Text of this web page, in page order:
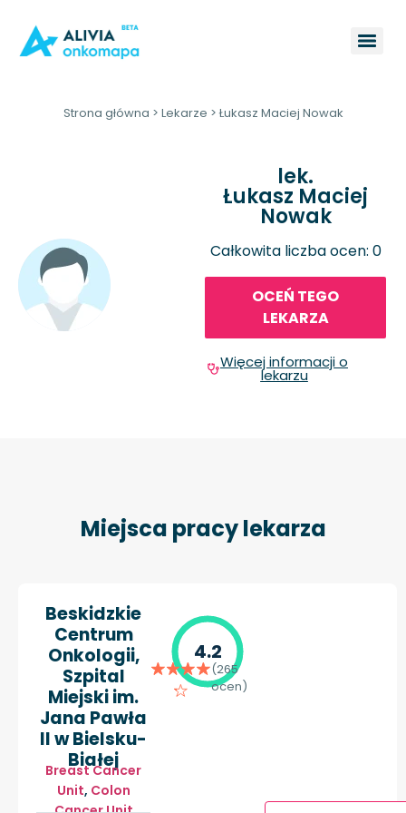
Strona główna > Lekarze > Łukasz Maciej Nowak
lek.
Łukasz Maciej
Nowak
Całkowita liczba ocen: 0
OCEŃ TEGO
LEKARZA
Więcej informacji o
lekarzu
Miejsca pracy lekarza
Beskidzkie
Centrum
Onkologii,
Szpital
Miejski im.
Jana Pawła
II w Bielsku-
Białej
Breast Cancer
Unit, Colon
4.2
(265
ocen)